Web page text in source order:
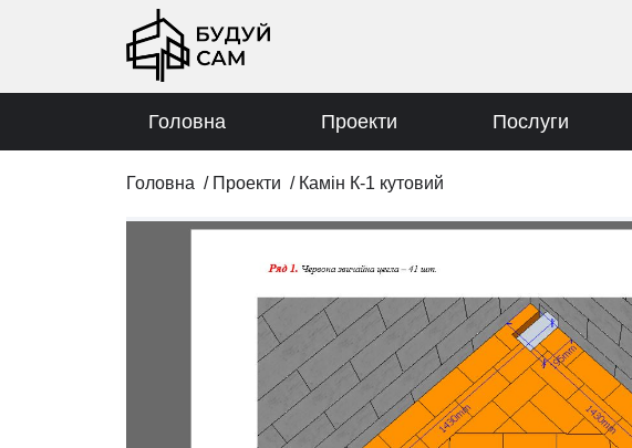
Головна Проекти Послуги
Головна / Проекти / Камін К-1 кутовий